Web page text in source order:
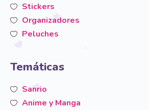
Stickers
Organizadores
Peluches
Temáticas
Sanrio
Anime y Manga